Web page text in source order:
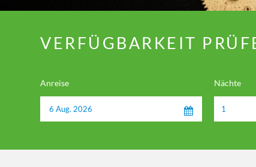
VERFÜGBARKEIT
Anreise Nächte